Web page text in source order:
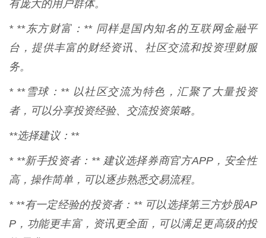
有庞大的用户群体。
* **东方财富：** 同样是国内知名的互联网金融平
台，提供丰富的财经资讯、社区交流和投资理财服
务。
* **雪球：** 以社区交流为特色，汇聚了大量投资
者，可以分享投资经验、交流投资策略。
**选择建议：**
* **新手投资者：** 建议选择券商官方APP，安全性
高，操作简单，可以逐步熟悉交易流程。
* **有一定经验的投资者：** 可以选择第三方炒股AP
P，功能更丰富，资讯更全面，可以满足更高级的投